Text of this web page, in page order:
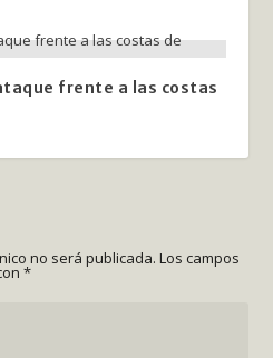
frente a las costas
no será publicada. Los campos
*